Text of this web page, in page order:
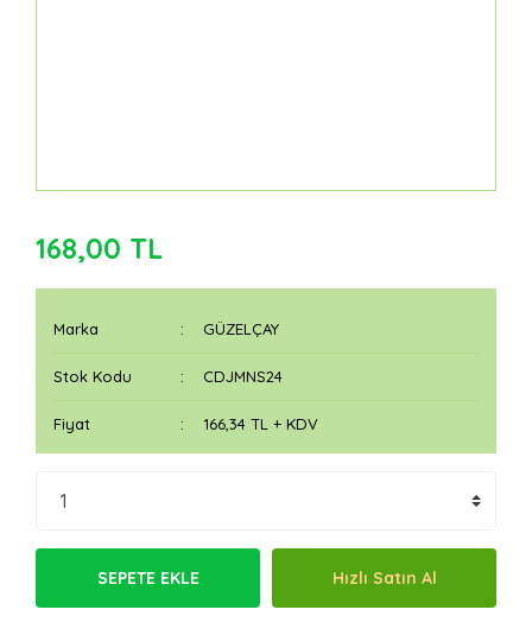
168,00 TL
Marka GÜZELÇAY
Stok Kodu CDJMNS24
Fiyat 166,34 TL + KDV
SEPETE EKLE Hızlı Satın Al